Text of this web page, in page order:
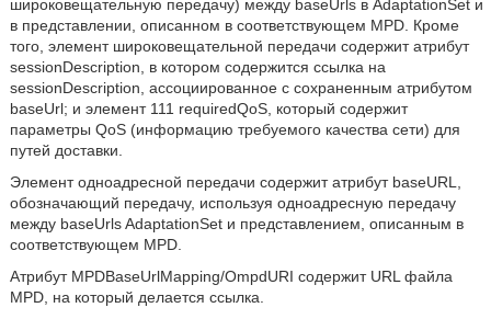
широковещательную передачу) между baseUrls в AdaptationSet и
в представлении, описанном в соответствующем MPD. Кроме
того, элемент широковещательной передачи содержит атрибут
sessionDescription, в котором содержится ссылка на
sessionDescription, ассоциированное с сохраненным атрибутом
baseUrl; и элемент 111 requiredQoS, который содержит
параметры QoS (информацию требуемого качества сети) для
путей доставки.
Элемент одноадресной передачи содержит атрибут baseURL,
обозначающий передачу, используя одноадресную передачу
между baseUrls AdaptationSet и представлением, описанным в
соответствующем MPD.
Атрибут MPDBaseUrlMapping/OmpdURI содержит URL файла
MPD, на который делается ссылка.